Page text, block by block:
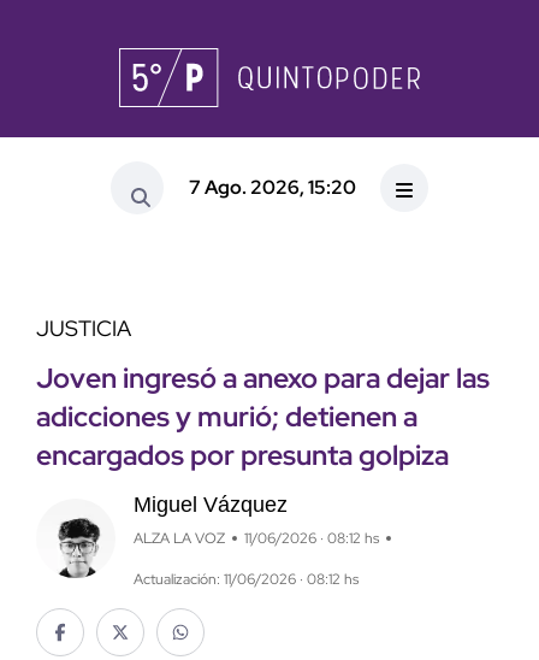
7 Ago. 2026, 15:20
JUSTICIA
Joven ingresó a anexo para dejar las
adicciones y murió; detienen a
encargados por presunta golpiza
Miguel Vázquez
ALZA LA VOZ 11/06/2026 · 08:12 hs
Actualización: 11/06/2026 · 08:12 hs